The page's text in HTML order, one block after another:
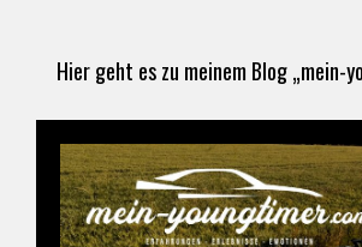
Hier geht es zu meinem Blog „mein-